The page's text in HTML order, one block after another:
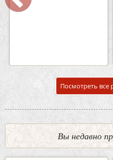
Вместимость:
Посмотреть
Вы недавно